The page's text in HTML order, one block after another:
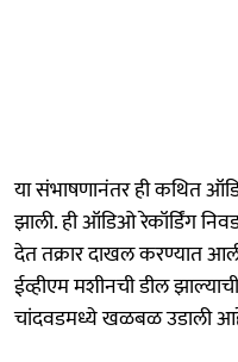
या संभाषणानंतर ही कथित
झाली. ही ऑडिओ रेकॉर्डिंग
देत तक्रार दाखल करण्यात
ईव्हीएम मशीनची डील
चांदवडमध्ये खळबळ उडाली